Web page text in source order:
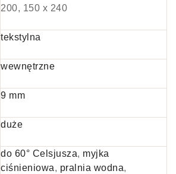
200, 150 x 240
tekstylna
wewnętrzne
9 mm
duże
do 60° Celsjusza, myjka
ciśnieniowa, pralnia wodna,